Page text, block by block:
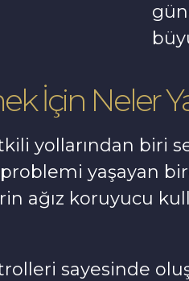
İçin Neler
yollarından biri
problemi yaşayan
ağız koruyucu
sayesinde